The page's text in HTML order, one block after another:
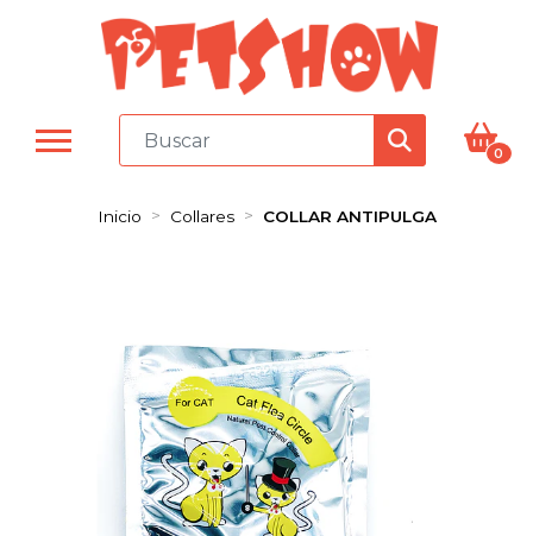
0
Inicio Collares COLLAR ANTIPULGA